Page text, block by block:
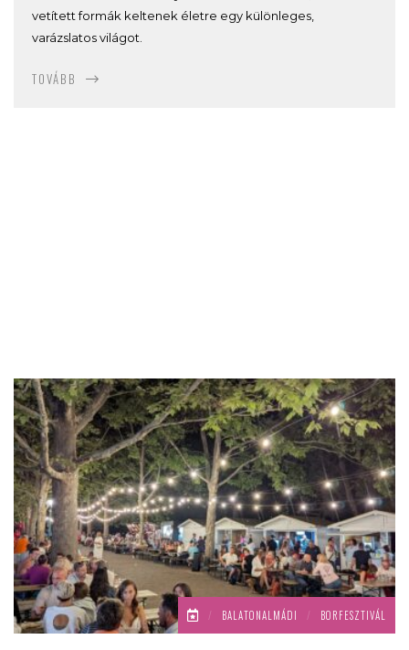
vetített formák keltenek életre egy különleges,
varázslatos világot.
TOVÁBB
/ BALATONALMÁDI / BORFESZTIVÁL